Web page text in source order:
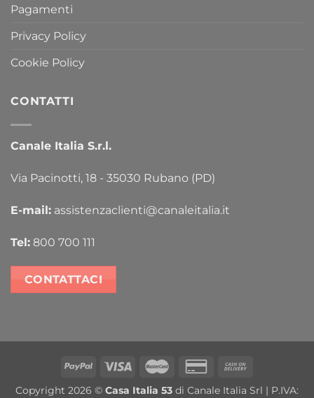
Pagamenti
Privacy Policy
Cookie Policy
CONTATTI
Canale Italia S.r.l.
Via Pacinotti, 18 - 35030 Rubano (PD)
E-mail: assistenzaclienti@canaleitalia.it
Tel: 800 700 111
CONTATTACI
PayPal Visa MasterCardCredit
Copyright 2026 © Casa Italia 53 di Canale Italia Srl | P.IVA: